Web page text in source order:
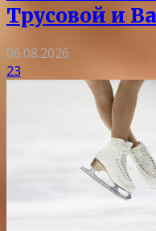
Трусовой и
06.08.2026
23